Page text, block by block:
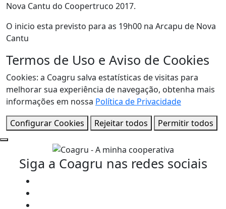
Nova Cantu do Coopertruco 2017.
O inicio esta previsto para as 19h00 na Arcapu de Nova
Cantu
Termos de Uso e Aviso de Cookies
Cookies: a Coagru salva estatísticas de visitas para
melhorar sua experiência de navegação, obtenha mais
informações em nossa Política de Privacidade
Configurar Cookies
Rejeitar todos Permitir todos
Siga a Coagru nas redes sociais